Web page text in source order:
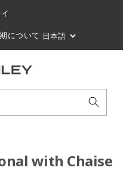
について
with Chaise